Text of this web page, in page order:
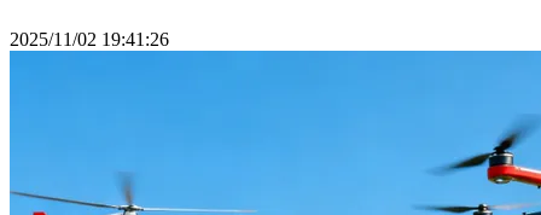
2025/11/02 19:41:26